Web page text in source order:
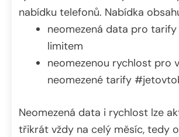
nabídku telefonů. Nabídka
neomezená data pro
limitem
neomezenou rychlost pro
neomezené tarify
Neomezená data i rychlost lze
třikrát vždy na celý měsíc, tedy